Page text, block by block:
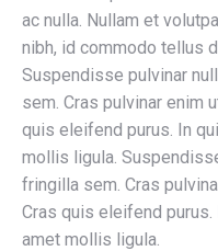
ac nulla. Nullam et
nibh, id commodo tellus
Suspendisse pulvinar
sem. Cras pulvinar enim
quis eleifend purus. In
mollis ligula.
fringilla sem. Cras
Cras quis eleifend
amet mollis ligula.